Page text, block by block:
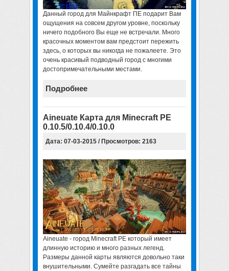
Данный город для Майнкрафт ПЕ подарит Вам
ощущения на совсем другом уровне, поскольку
ничего подобного Вы еще не встречали. Много
красочных моментом вам предстоит пережить
здесь, о которых вы никогда не пожалеете. Это
очень красивый подводный город с многими
достопримечательными местами.
Подробнее
Aineuate Карта для Minecraft PE
0.10.5/0.10.4/0.10.0
Дата: 07-03-2015 / Просмотров: 2163
Aineuate - город Minecraft PE который имеет
длинную историю и много разных легенд.
Размеры данной карты являются довольно таки
внушительными. Сумейте разгадать все тайны